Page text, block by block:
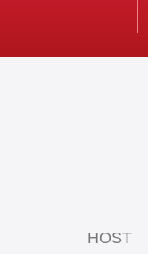
HOST